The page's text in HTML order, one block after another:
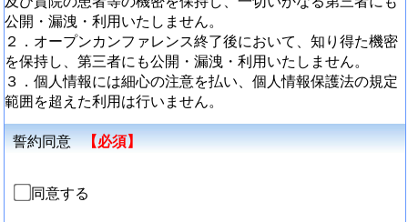
公開・漏洩・利用いたしません。
２．オープンカンファレンス終了後において、知り得た機密
を保持し、第三者にも公開・漏洩・利用いたしません。
３．個人情報には細心の注意を払い、個人情報保護法の規定
範囲を超えた利用は行いません。
誓約同意 【必須】
同意する